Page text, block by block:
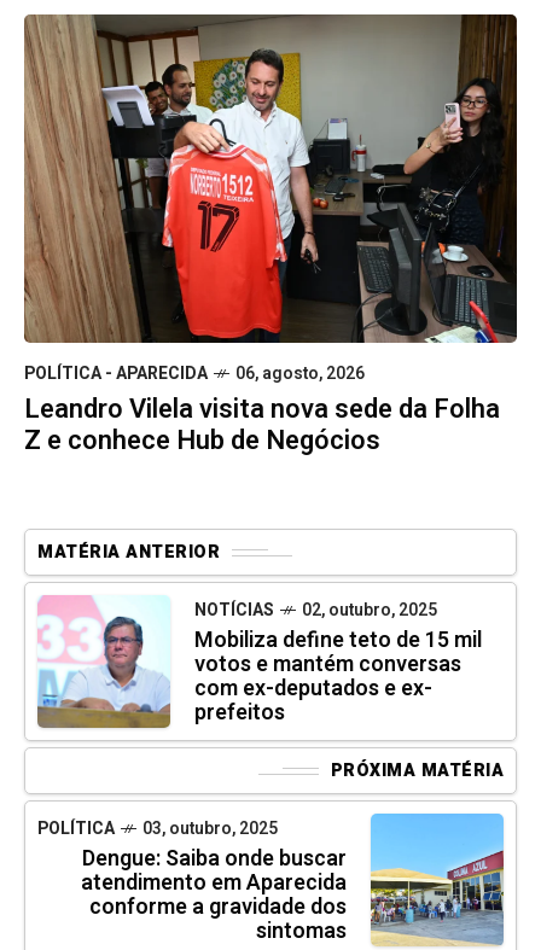
POLÍTICA - APARECIDA 06, agosto, 2026
Leandro Vilela visita nova sede da Folha
Z e conhece Hub de Negócios
MATÉRIA ANTERIOR
NOTÍCIAS 02, outubro, 2025
Mobiliza define teto de 15 mil
votos e mantém conversas
com ex-deputados e ex-
prefeitos
PRÓXIMA MATÉRIA
POLÍTICA 03, outubro, 2025
Dengue: Saiba onde buscar
atendimento em Aparecida
conforme a gravidade dos
sintomas